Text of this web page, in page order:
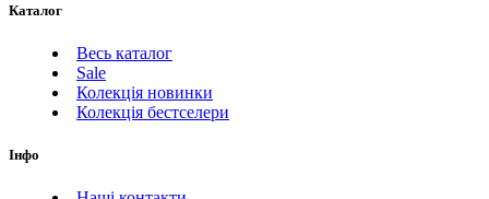
Каталог
Весь каталог
Sale
Колекція новинки
Колекція бестселери
Інфо